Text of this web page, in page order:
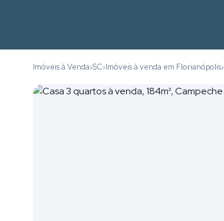
Imóveis à Venda›SC›Imóveis à venda em Florianópolis›